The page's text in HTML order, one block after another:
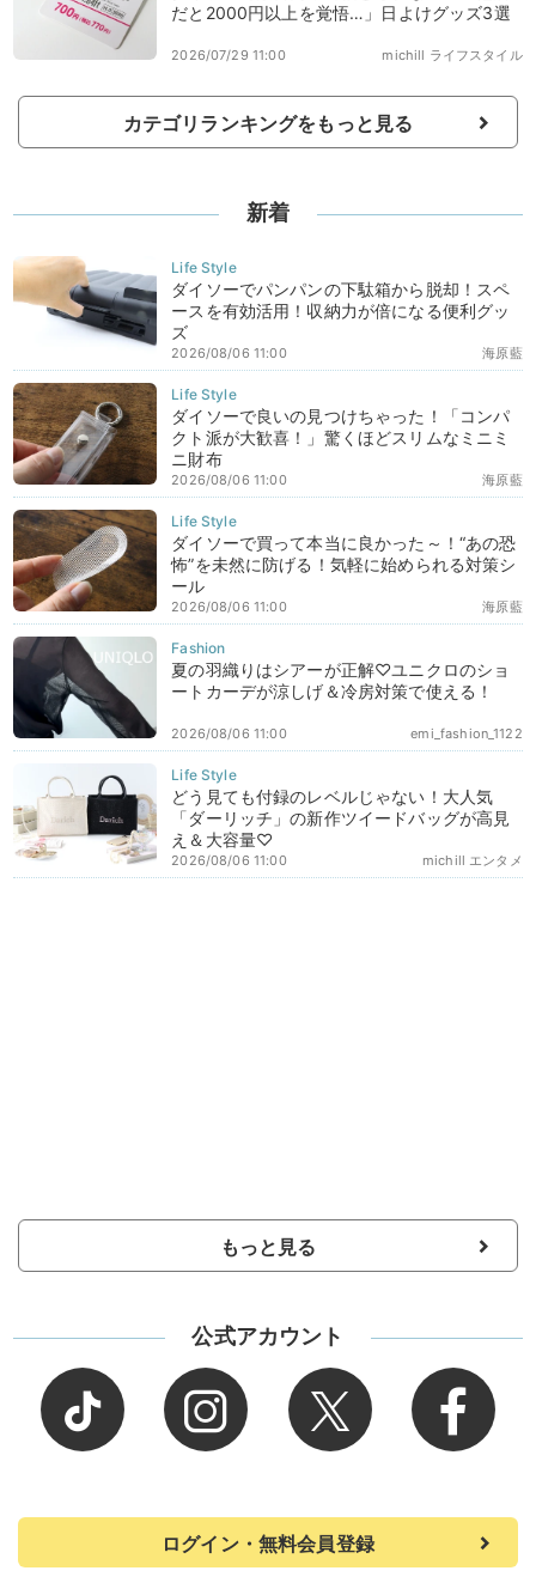
だと2000円以上を覚悟…」日よけグッズ3選
michill ライフスタイル
2026/07/29 11:00
カテゴリランキングをもっと見る
新着
ダイソーでパンパンの下駄箱から脱却！スペ
ースを有効活用！収納力が倍になる便利グッ
ズ
海原藍
2026/08/06 11:00
ダイソーで良いの見つけちゃった！「コンパ
クト派が大歓喜！」驚くほどスリムなミニミ
ニ財布
海原藍
2026/08/06 11:00
ダイソーで買って本当に良かった～！“あの恐
怖”を未然に防げる！気軽に始められる対策シ
ール
海原藍
2026/08/06 11:00
夏の羽織りはシアーが正解♡ユニクロのショ
ートカーデが涼しげ＆冷房対策で使える！
emi_fashion_1122
2026/08/06 11:00
どう見ても付録のレベルじゃない！大人気
「ダーリッチ」の新作ツイードバッグが高見
え＆大容量♡
michill エンタメ
2026/08/06 11:00
もっと見る
公式アカウント
ログイン・無料会員登録